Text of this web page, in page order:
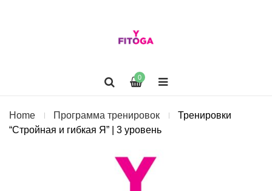
0
Home Программа тренировок
Тренировки
“Стройная и гибкая Я” | 3 уровень